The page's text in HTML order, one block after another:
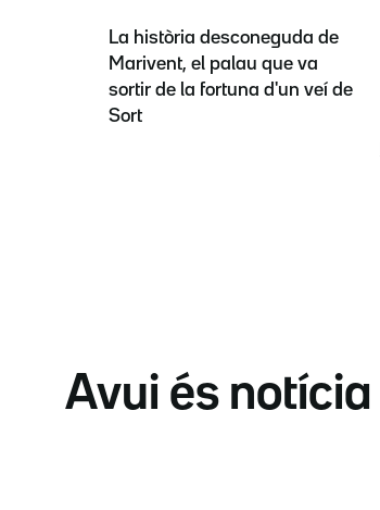
La història desconeguda de
Marivent, el palau que va
sortir de la fortuna d'un veí de
Sort
Avui és notícia